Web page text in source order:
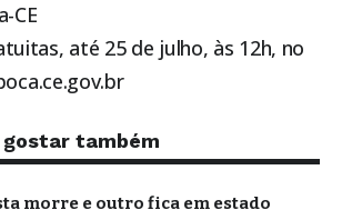
-CE
até 25 de julho, às 12h, no
gostar também
morre e outro fica em estado